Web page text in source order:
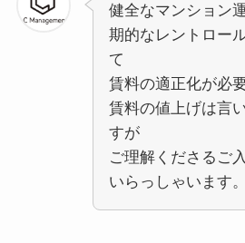
健全なマンション
期的なレントロー
て
賃料の適正化が必要
賃料の値上げは言
すが
ご理解くださるご
いらっしゃいます。